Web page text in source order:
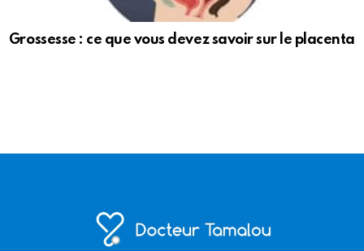
Grossesse : ce que vous devez savoir sur le placenta